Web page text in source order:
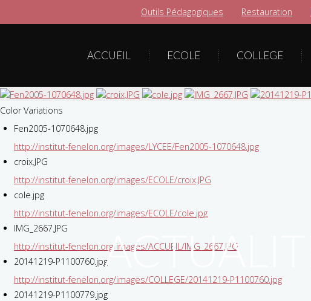
Outils Pédagogiques Restauration
ACCUEIL ECOLE COLLEGE
Color Variations
Fen2005-1070648.jpg
http://institut-fenelon.org/images/LYCEE/Fen2005-1070648.jpg
croix.JPG
http://institut-fenelon.org/images/ECOLE/croix.JPG
cole.jpg
http://institut-fenelon.org/images/ECOLE/cole.jpg
IMG_2667.JPG
http://institut-fenelon.org/images/ACCUEIL/IMG_2667.JPG
20141219-P1100760.jpg
http://institut-fenelon.org/images/COLLEGE/20141219-P1100760.jpg
20141219-P1100779.jpg